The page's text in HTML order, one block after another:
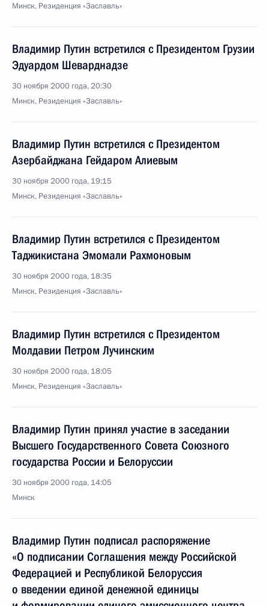
Минск, Резиденция «Заславль»
Владимир Путин встретился с Президентом Грузии
Эдуардом Шеварднадзе
30 ноября 2000 года, 20:30
Минск, Резиденция «Заславль»
Владимир Путин встретился с Президентом
Азербайджана Гейдаром Алиевым
30 ноября 2000 года, 19:15
Минск, Резиденция «Заславль»
Владимир Путин встретился с Президентом
Таджикистана Эмомали Рахмоновым
30 ноября 2000 года, 18:35
Минск, Резиденция «Заславль»
Владимир Путин встретился с Президентом
Молдавии Петром Лучинским
30 ноября 2000 года, 18:05
Минск, Резиденция «Заславль»
Владимир Путин принял участие в заседании
Высшего Государственного Совета Союзного
государства России и Белоруссии
30 ноября 2000 года, 14:05
Минск
Владимир Путин подписал распоряжение
«О подписании Соглашения между Российской
Федерацией и Республикой Белоруссия
о введении единой денежной единицы